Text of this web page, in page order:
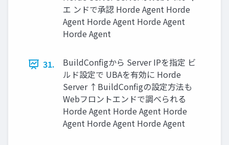
エ ンドで承認 Horde Agent Horde
Agent Horde Agent Horde Agent
Horde Agent
31.
BuildConﬁgから Server IPを指定 ビ
ルド設定で UBAを有効に Horde
Server ↑BuildConﬁgの設定方法も
Webフロントエンドで調べられる
Horde Agent Horde Agent Horde
Agent Horde Agent Horde Agent